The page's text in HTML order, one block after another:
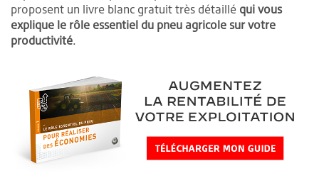
proposent un livre blanc gratuit très détaillé qui vous
explique le rôle essentiel du pneu agricole sur votre
productivité.